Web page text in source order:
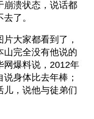
崩溃状态，说话都
了。
大家都看到了，
山完全没有他说的
网爆料说，2012年
身体比去年棒；
儿，说他与徒弟们